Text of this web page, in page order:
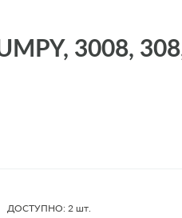
3008, 308,
ДОСТУПНО: 2 шт.